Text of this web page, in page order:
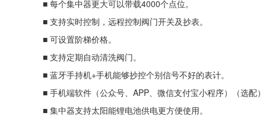
■ 每个集中器更大可以带载4000个点位。
■ 支持实时控制，远程控制阀门开关及抄表。
■ 可设置阶梯价格。
■ 支持定期自动清洗阀门。
■ 蓝牙手持机+手机能够抄控个别信号不好的表计。
■ 手机端软件（公众号、APP、微信支付宝小程序）（选配）
■ 集中器支持太阳能锂电池供电更方便使用。